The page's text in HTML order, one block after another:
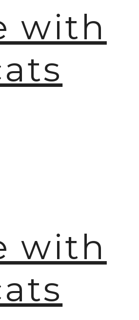
with
with